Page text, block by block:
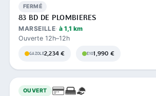
FERMÉ
83 BD DE PLOMBIERES
MARSEILLE à 1,1 km
Ouverte 12h–12h
GAZOLE2,234 € E101,990 €
OUVERT